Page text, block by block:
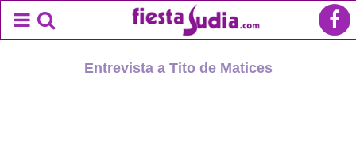
Entrevista a Tito de Matices